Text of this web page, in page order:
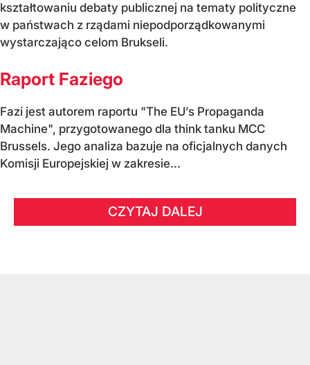
kształtowaniu debaty publicznej na tematy polityczne
w państwach z rządami niepodporządkowanymi
wystarczająco celom Brukseli.
Raport Faziego
Fazi jest autorem raportu "The EU’s Propaganda
Machine", przygotowanego dla think tanku MCC
Brussels. Jego analiza bazuje na oficjalnych danych
Komisji Europejskiej w zakresie...
CZYTAJ DALEJ